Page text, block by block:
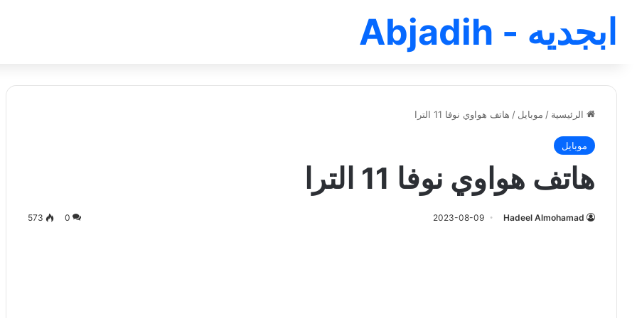
ابجديه - Abjadih
الرئيسية / موبايل / هاتف هواوي نوفا 11 الترا
موبايل
هاتف هواوي نوفا 11 الترا
Hadeel Almohamad
2023-08-09
0
573